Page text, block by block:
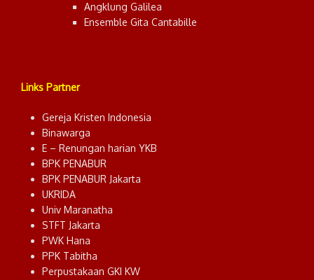
Angklung Galilea
Ensemble Gita Cantabille
Links Partner
Gereja Kristen Indonesia
Binawarga
E – Renungan harian YKB
BPK PENABUR
BPK PENABUR Jakarta
UKRIDA
Univ Maranatha
STFT Jakarta
PWK Hana
PPK Tabitha
Perpustakaan GKI KW